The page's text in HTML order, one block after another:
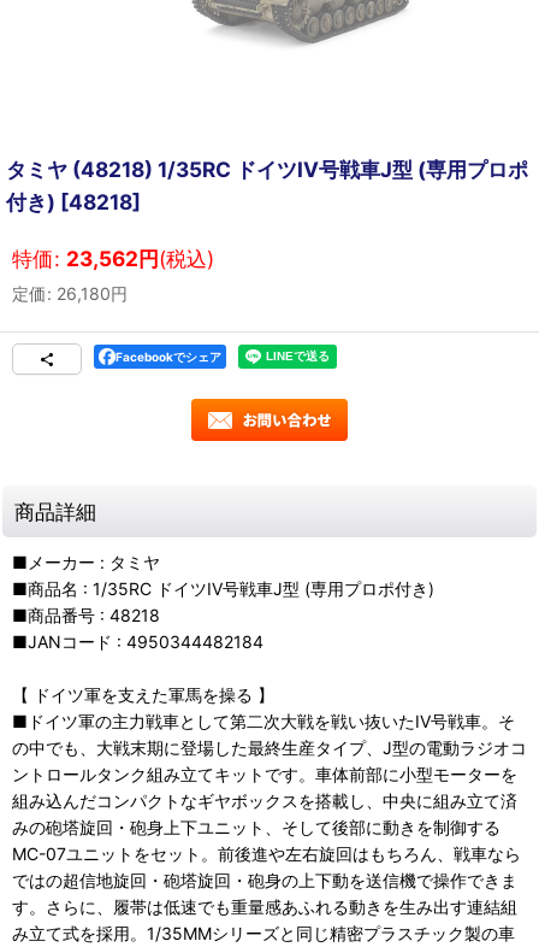
タミヤ (48218) 1/35RC ドイツIV号戦車J型 (専用プロポ
付き) [48218]
特価: 23,562円(税込)
定価: 26,180円
Facebookでシェア
商品詳細
■メーカー : タミヤ
■商品名 : 1/35RC ドイツIV号戦車J型 (専用プロポ付き)
■商品番号 : 48218
■JANコード : 4950344482184
【 ドイツ軍を支えた軍馬を操る 】
■ドイツ軍の主力戦車として第二次大戦を戦い抜いたIV号戦車。そ
の中でも、大戦末期に登場した最終生産タイプ、J型の電動ラジオコ
ントロールタンク組み立てキットです。車体前部に小型モーターを
組み込んだコンパクトなギヤボックスを搭載し、中央に組み立て済
みの砲塔旋回・砲身上下ユニット、そして後部に動きを制御する
MC-07ユニットをセット。前後進や左右旋回はもちろん、戦車なら
ではの超信地旋回・砲塔旋回・砲身の上下動を送信機で操作できま
す。さらに、履帯は低速でも重量感あふれる動きを生み出す連結組
み立て式を採用。1/35MMシリーズと同じ精密プラスチック製の車